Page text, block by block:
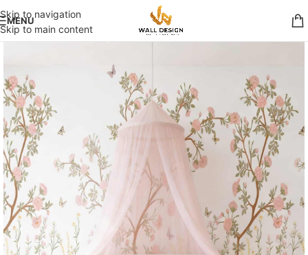
Skip to navigation
Skip to main content
MENU